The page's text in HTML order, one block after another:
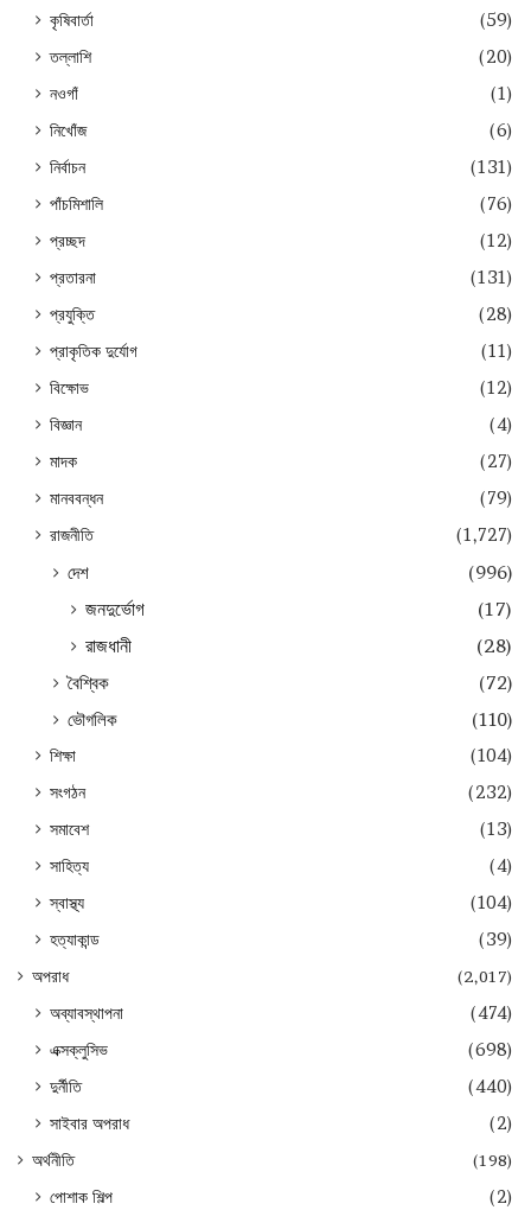
কৃষিবার্তা
(59)
তল্লাশি
(20)
নওগাঁ
(1)
নিখোঁজ
(6)
নির্বাচন
(131)
পাঁচমিশালি
(76)
প্রচ্ছদ
(12)
প্রতারনা
(131)
প্রযুক্তি
(28)
প্রাকৃতিক দুর্যোগ
(11)
বিক্ষোভ
(12)
বিজ্ঞান
(4)
মাদক
(27)
মানববন্ধন
(79)
রাজনীতি
(1,727)
দেশ
(996)
জনদুর্ভোগ
(17)
রাজধানী
(28)
বৈশ্বিক
(72)
ভৌগলিক
(110)
শিক্ষা
(104)
সংগঠন
(232)
সমাবেশ
(13)
সাহিত্য
(4)
স্বাস্থ্য
(104)
হত্যাকান্ড
(39)
অপরাধ (2,017)
অব্যাবস্থাপনা
(474)
এক্সক্লুসিভ
(698)
দুর্নীতি
(440)
সাইবার অপরাধ
(2)
অর্থনীতি (198)
পোশাক শিল্প
(2)